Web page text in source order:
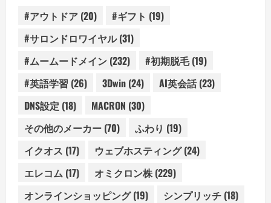
#アウトドア (20) #ギフト (19)
#サロンドロワイヤル(31)
#ムームードメイン (232) #初期脱毛(19)
#英語学習 (26) 3Dwin (24) AI英会話(23)
DNS設定 (18) MACRON (30)
その他のメーカー (70) ふわり (19)
イクオス (17) ウェブホスティング(24)
エレコム (17) オミクロン株(229)
オンラインショッピング(19) シンプリッチ (18)